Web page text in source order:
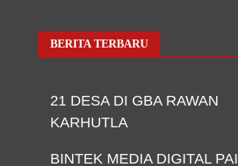
BERITA TERBARU
21 DESA DI GBA RAWAN
KARHUTLA
BINTEK MEDIA DIGITAL PAI